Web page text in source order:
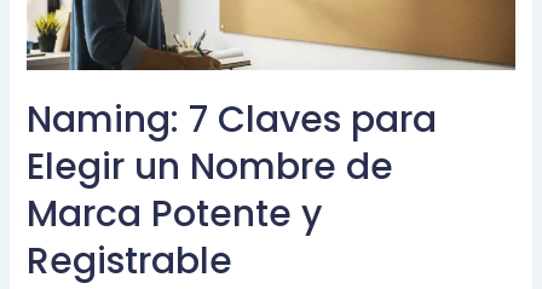
Naming: 7 Claves para
Elegir un Nombre de
Marca Potente y
Registrable